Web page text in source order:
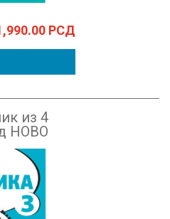
РСД
из 4
НОВО